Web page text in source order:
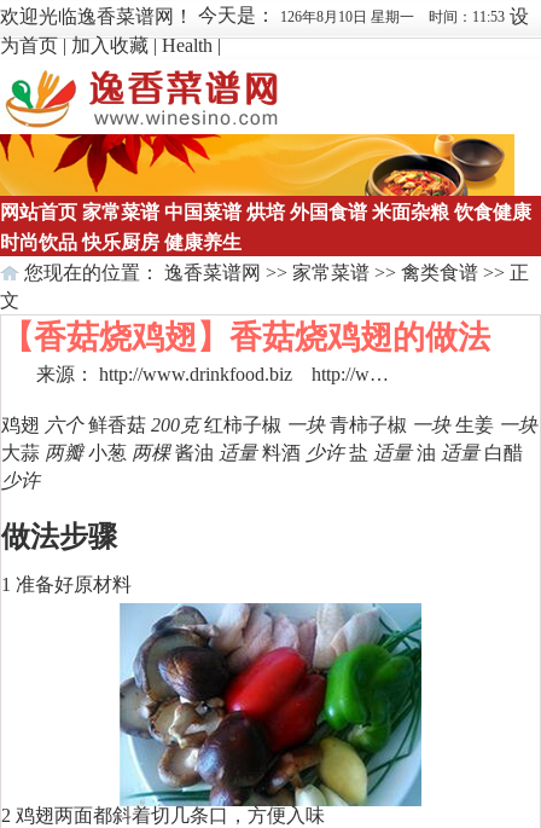
欢迎光临逸香菜谱网！ 今天是： 126年8月10日 星期一 时间：11:53 设
为首页|加入收藏|Health|
网站首页 家常菜谱 中国菜谱 烘培 外国食谱 米面杂粮 饮食健康
时尚饮品 快乐厨房 健康养生
您现在的位置： 逸香菜谱网 >> 家常菜谱 >> 禽类食谱 >> 正
文
【香菇烧鸡翅】香菇烧鸡翅的做法
来源： http://www.drinkfood.biz http://w…
鸡翅 六个鲜香菇 200克红柿子椒 一块青柿子椒 一块生姜 一块
大蒜 两瓣小葱 两棵酱油 适量料酒 少许盐 适量油 适量白醋
少许
做法步骤
1 准备好原材料
2 鸡翅两面都斜着切几条口，方便入味